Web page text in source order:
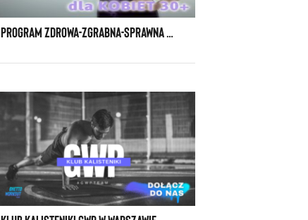
PROGRAM ZDROWA-ZGRABNA-SPRAWNA SPECJALNIE DLA KOBIET PO TRZYDZIESTCE